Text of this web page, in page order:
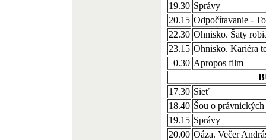
19.30 Správy
20.15 Odpočítavanie -
22.30 Ohnisko. Šaty
23.15 Ohnisko. Kariéra
0.30 Apropos film
17.30 Sieť
18.40 Šou o právnických
19.15 Správy
20.00 Oáza. Večer